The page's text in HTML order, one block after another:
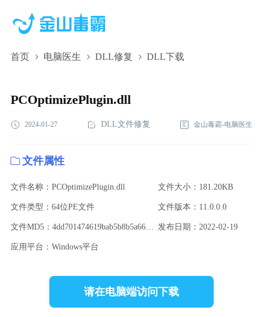
首页 电脑医生 DLL修复 DLL下载
PCOptimizePlugin.dll,PCOptimizePlugin.dll下
PCOptimizePlugin.dll
2024-01-27 DLL文件修复 金山毒霸-电脑医生
文件属性
文件名称：PCOptimizePlugin.dll 文件大小：181.20KB
文件类型：64位PE文件 文件版本：11.0.0.0
文件MD5：4dd701474619bab5b8b5a669c2ee0e5d 发布日期：2022-02-19
应用平台：Windows平台
请在电脑端访问下载